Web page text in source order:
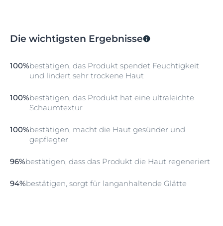
Die wichtigsten Ergebnisse
100%bestätigen, das Produkt spendet Feuchtigkeit
und lindert sehr trockene Haut
100%bestätigen, das Produkt hat eine ultraleichte
Schaumtextur
100%bestätigen, macht die Haut gesünder und
gepflegter
96%bestätigen, dass das Produkt die Haut regeneriert
94%bestätigen, sorgt für langanhaltende Glätte